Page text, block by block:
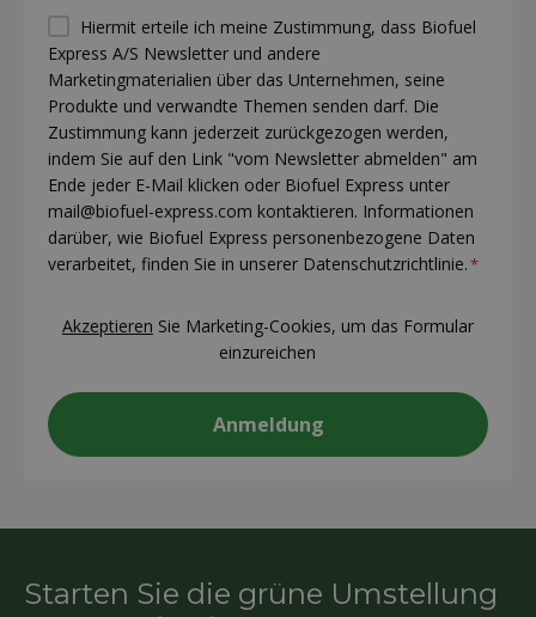
Permission
(visible)
*
Hiermit erteile ich meine Zustimmung, dass Biofuel
Express A/S Newsletter und andere
Marketingmaterialien über das Unternehmen, seine
Produkte und verwandte Themen senden darf. Die
Zustimmung kann jederzeit zurückgezogen werden,
indem Sie auf den Link "vom Newsletter abmelden" am
Ende jeder E-Mail klicken oder Biofuel Express unter
mail@biofuel-express.com kontaktieren. Informationen
darüber, wie Biofuel Express personenbezogene Daten
verarbeitet, finden Sie in unserer Datenschutzrichtlinie.*
Akzeptieren Sie Marketing-Cookies, um das Formular
einzureichen
Starten Sie die grüne Umstellung